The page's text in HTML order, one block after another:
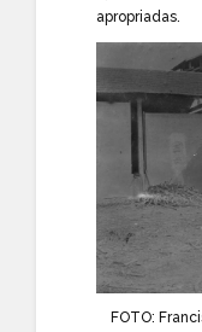
apropriadas.
FOTO: